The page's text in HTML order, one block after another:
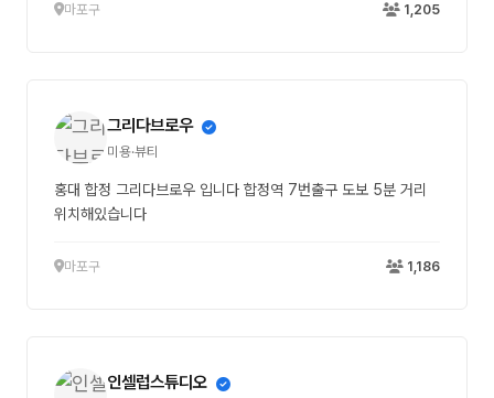
마포구 1,205
그리다브로우
미용·뷰티
홍대 합정 그리다브로우 입니다 합정역 7번출구 도보 5분 거리
위치해있습니다
마포구 1,186
인셀럽스튜디오